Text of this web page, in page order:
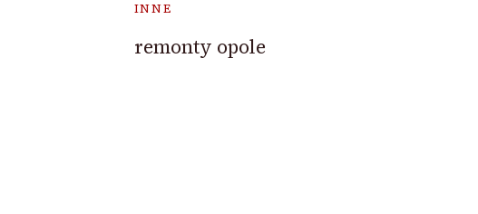
INNE
remonty opole